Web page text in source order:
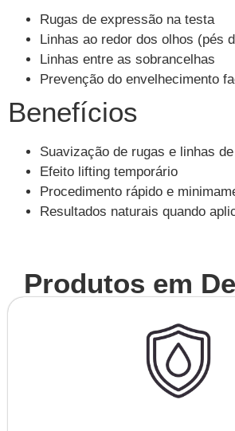
Rugas de expressão na testa
Linhas ao redor dos olhos (pés
Linhas entre as sobrancelhas
Prevenção do envelhecimento
Benefícios
Suavização de rugas e linhas
Efeito lifting temporário
Procedimento rápido e
Resultados naturais quando
Produtos em